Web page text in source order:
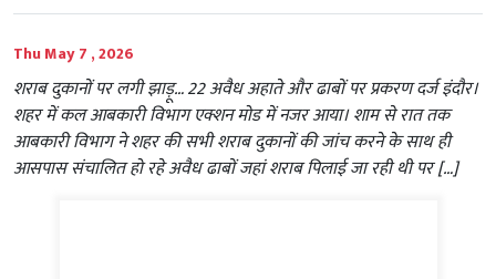
Thu May 7 , 2026
शराब दुकानों पर लगी झाड़ू… 22 अवैध अहाते और ढाबों पर प्रकरण दर्ज इंदौर।
शहर में कल आबकारी विभाग एक्शन मोड में नजर आया। शाम से रात तक
आबकारी विभाग ने शहर की सभी शराब दुकानों की जांच करने के साथ ही
आसपास संचालित हो रहे अवैध ढाबों जहां शराब पिलाई जा रही थी पर […]